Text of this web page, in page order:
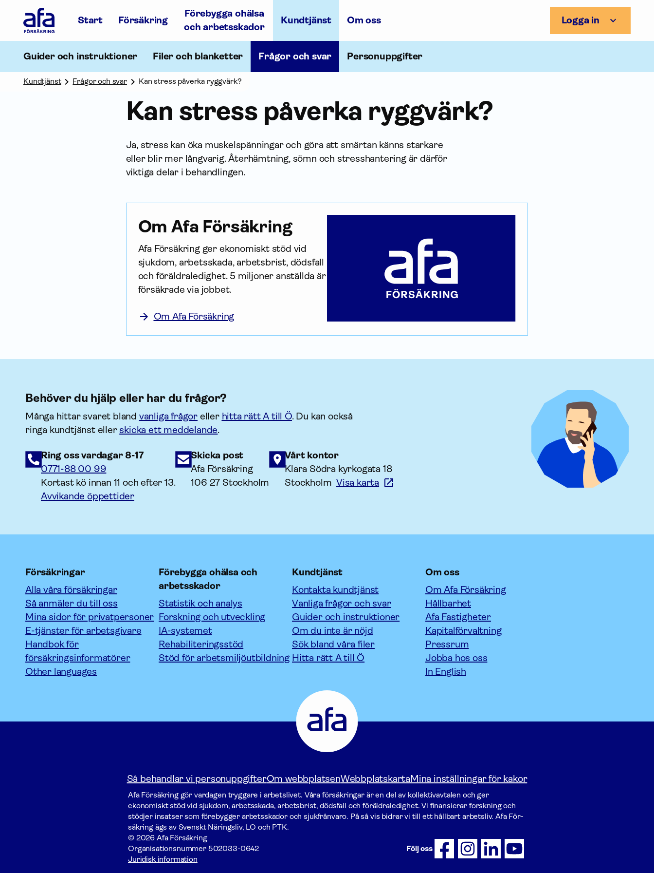
Försäkring
Gå
startsidan
Start Försäkring
Förebygga ohälsa
och arbetsskador
Kundtjänst Om oss Logga in
Guider och instruktioner Filer och blanketter Frågor och svar Personuppgifter
Kundtjänst Frågor och svar Kan stress påverka ryggvärk?
Kan stress påverka ryggvärk?
Ja, stress kan öka muskelspänningar och göra att smärtan känns starkare
eller blir mer långvarig. Återhämtning, sömn och stresshantering är därför
viktiga delar i behandlingen.
Om Afa För­säkring
Afa För­säkring ger ekonomiskt stöd vid
sjukdom, arbetsskada, arbetsbrist, dödsfall
och föräldraledighet. 5 miljoner anställda är
försäkrade via jobbet.
Om Afa Försäkring
Behöver du hjälp eller har du frågor?
Många hittar svaret bland vanliga frågor eller hitta rätt A till Ö. Du kan också
ringa kundtjänst eller skicka ett meddelande.
Ring oss vardagar 8-17
0771-88 00 99
Kortast kö innan 11 och efter 13.
Avvikande öppettider
Skicka post
Afa Försäkring
106 27 Stockholm
Vårt kontor
Klara Södra kyrkogata 18
StockholmVisa karta
Försäkringar
Alla våra försäkringar
Så anmäler du till oss
Mina sidor för privatpersoner
E-tjänster för arbetsgivare
Handbok för
försäkringsinformatörer
Other languages
Förebygga ohälsa och
arbetsskador
Statistik och analys
Forskning och utveckling
IA-systemet
Rehabiliteringsstöd
Stöd för arbetsmiljöutbildning
Kundtjänst
Kontakta kundtjänst
Vanliga frågor och svar
Guider och instruktioner
Om du inte är nöjd
Sök bland våra filer
Hitta rätt A till Ö
Om oss
Om Afa Försäkring
Hållbarhet
Afa Fastigheter
Kapitalförvaltning
Pressrum
Jobba hos oss
In English
Försäkring
Gå
till
startsidan
Så behandlar vi personuppgifterOm webbplatsenWebbplatskartaMina inställningar för kakor
Afa För­säkring gör vardagen tryggare i arbetslivet. Våra försäk­ringar är en del av kollektivavtalen och ger
ekonomiskt stöd vid sjukdom, arbetsskada, arbetsbrist, dödsfall och föräldraledighet. Vi finansierar forskning och
stödjer insatser som förebygger arbets­skador och sjukfrånvaro. På så vis bidrar vi till ett hållbart arbetsliv. Afa För­
säkring ägs av Svenskt Näringsliv, LO och PTK.
© 2026 Afa Försäkring
Organisationsnummer 502033-0642
Juridisk information
Följ oss